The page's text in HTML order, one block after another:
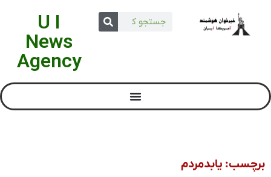
U I
News
Agency
برچسب: یابدمردم